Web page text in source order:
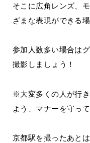
そこに広角レンズ、
ざまな表現ができる
参加人数多い場合は
撮影しましょう！
※大変多くの人が行
よう、マナーを守っ
京都駅を撮ったあと